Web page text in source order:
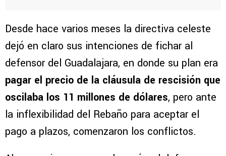
Desde hace varios meses la directiva celeste
dejó en claro sus intenciones de fichar al
defensor del Guadalajara, en donde su plan era
pagar el precio de la cláusula de rescisión que
oscilaba los 11 millones de dólares, pero ante
la inflexibilidad del Rebaño para aceptar el
pago a plazos, comenzaron los conflictos.